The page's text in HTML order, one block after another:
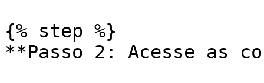
{% step %}
**Passo 2: Acesse as